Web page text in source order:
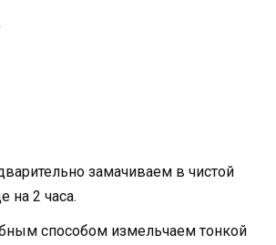
замачиваем в чистой
на 2 часа.
способом измельчаем тонкой